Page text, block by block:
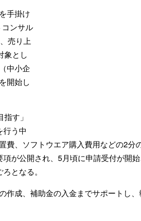
手掛け
ンサル
売り上
象とし
中小企
開始し
す」
行う中
費、ソフトウエア購入費用などの2分
が公開され、5月頃に申請受付が開
となる。
作成、補助金の入金までサポートし